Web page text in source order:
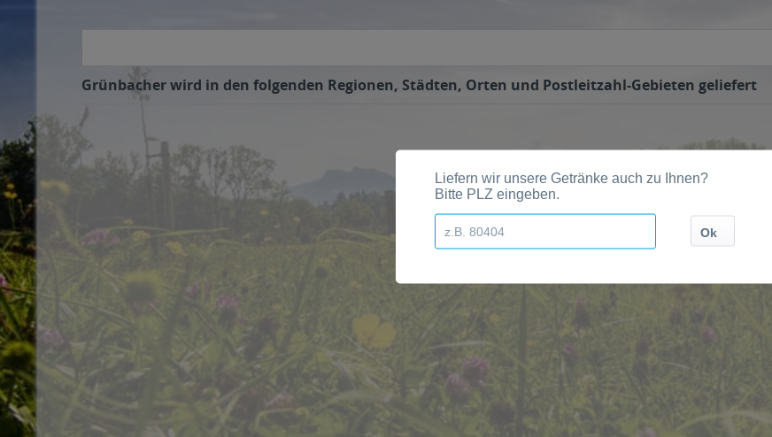
Grünbacher wird in den folgenden Regionen, Städten, Orten und Postleitzahl-Gebieten geliefert